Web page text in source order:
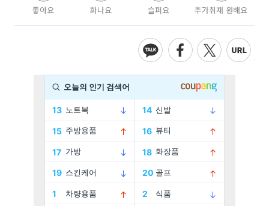
좋아요 화나요 슬퍼요 추가취재 원해요